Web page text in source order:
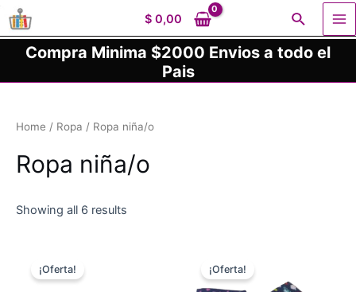
contenido
$0,00 Buscar
Compra Minima $2000 Envios a todo el
Pais
Home / Ropa / Ropa niña/o
Ropa niña/o
Showing all 6 results
¡Oferta! ¡Oferta!